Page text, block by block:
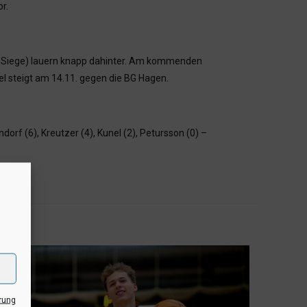
lauern knapp dahinter. Am kommenden
am 14.11. gegen die BG Hagen.
(6), Kreutzer (4), Kunel (2), Petursson (0) –